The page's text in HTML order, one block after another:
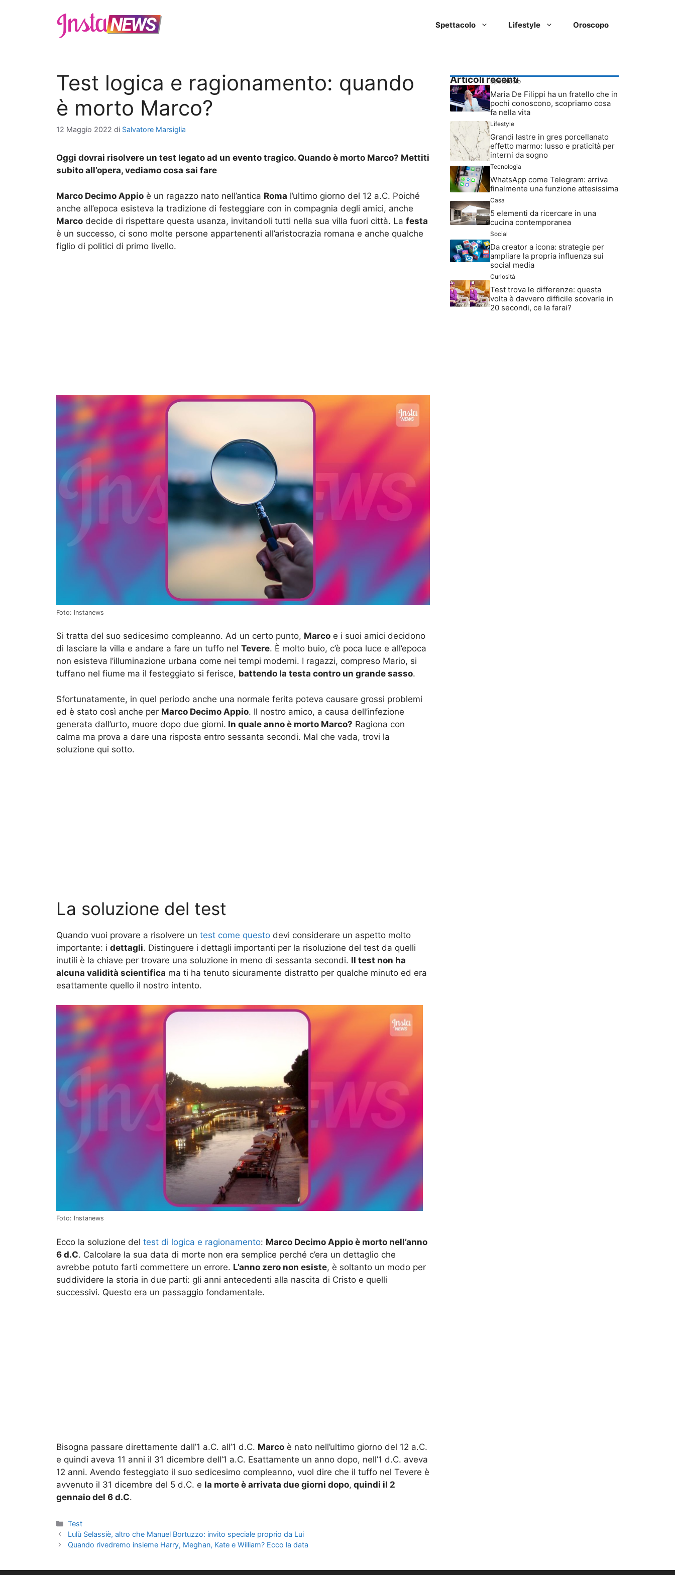
Spettacolo Lifestyle Oroscopo
Test logica e ragionamento: quando
è morto Marco?
12 Maggio 2022 di Salvatore Marsiglia
Oggi dovrai risolvere un test legato ad un evento tragico. Quando è morto Marco? Mettiti
subito all’opera, vediamo cosa sai fare
Marco Decimo Appio è un ragazzo nato nell’antica Roma l’ultimo giorno del 12 a.C. Poiché
anche all’epoca esisteva la tradizione di festeggiare con in compagnia degli amici, anche
Marco decide di rispettare questa usanza, invitandoli tutti nella sua villa fuori città. La festa
è un successo, ci sono molte persone appartenenti all’aristocrazia romana e anche qualche
figlio di politici di primo livello.
Foto: Instanews
Si tratta del suo sedicesimo compleanno. Ad un certo punto, Marco e i suoi amici decidono
di lasciare la villa e andare a fare un tuffo nel Tevere. È molto buio, c’è poca luce e all’epoca
non esisteva l’illuminazione urbana come nei tempi moderni. I ragazzi, compreso Mario, si
tuffano nel fiume ma il festeggiato si ferisce, battendo la testa contro un grande sasso.
Sfortunatamente, in quel periodo anche una normale ferita poteva causare grossi problemi
ed è stato così anche per Marco Decimo Appio. Il nostro amico, a causa dell’infezione
generata dall’urto, muore dopo due giorni. In quale anno è morto Marco? Ragiona con
calma ma prova a dare una risposta entro sessanta secondi. Mal che vada, trovi la
soluzione qui sotto.
La soluzione del test
Quando vuoi provare a risolvere un test come questo devi considerare un aspetto molto
importante: i dettagli. Distinguere i dettagli importanti per la risoluzione del test da quelli
inutili è la chiave per trovare una soluzione in meno di sessanta secondi. Il test non ha
alcuna validità scientifica ma ti ha tenuto sicuramente distratto per qualche minuto ed era
esattamente quello il nostro intento.
Foto: Instanews
Ecco la soluzione del test di logica e ragionamento: Marco Decimo Appio è morto nell’anno
6 d.C. Calcolare la sua data di morte non era semplice perché c’era un dettaglio che
avrebbe potuto farti commettere un errore. L’anno zero non esiste, è soltanto un modo per
suddividere la storia in due parti: gli anni antecedenti alla nascita di Cristo e quelli
successivi. Questo era un passaggio fondamentale.
Bisogna passare direttamente dall’1 a.C. all’1 d.C. Marco è nato nell’ultimo giorno del 12 a.C.
e quindi aveva 11 anni il 31 dicembre dell’1 a.C. Esattamente un anno dopo, nell’1 d.C. aveva
12 anni. Avendo festeggiato il suo sedicesimo compleanno, vuol dire che il tuffo nel Tevere è
avvenuto il 31 dicembre del 5 d.C. e la morte è arrivata due giorni dopo, quindi il 2
gennaio del 6 d.C.
Categorie
Test
Lulù Selassiè, altro che Manuel Bortuzzo: invito speciale proprio da Lui
Quando rivedremo insieme Harry, Meghan, Kate e William? Ecco la data
Articoli recenti
Spettacolo
Maria De Filippi ha un fratello che in
pochi conoscono, scopriamo cosa
fa nella vita
Lifestyle
Grandi lastre in gres porcellanato
effetto marmo: lusso e praticità per
interni da sogno
Tecnologia
WhatsApp come Telegram: arriva
finalmente una funzione attesissima
Casa
5 elementi da ricercare in una
cucina contemporanea
Social
Da creator a icona: strategie per
ampliare la propria influenza sui
social media
Curiosità
Test trova le differenze: questa
volta è davvero difficile scovarle in
20 secondi, ce la farai?